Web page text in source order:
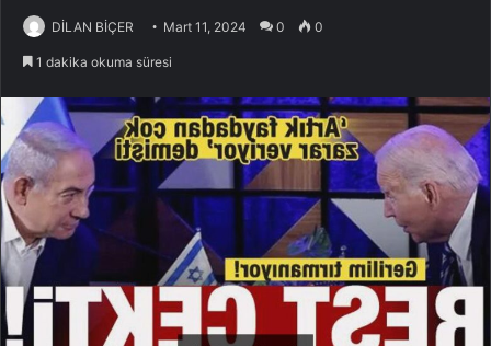
DİLAN BİÇER Mart 11, 2024 0 0
1 dakika okuma süresi